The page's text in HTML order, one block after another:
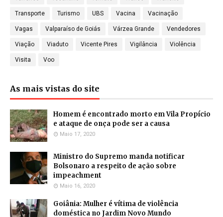
Transporte Turismo UBS Vacina Vacinação
Vagas Valparaíso de Goiás Várzea Grande Vendedores
Viação Viaduto Vicente Pires Vigilância Violência
Visita Voo
As mais vistas do site
Homem é encontrado morto em Vila Propício
e ataque de onça pode ser a causa
Maio 17, 2020
Ministro do Supremo manda notificar
Bolsonaro a respeito de ação sobre
impeachment
Maio 16, 2020
Goiânia: Mulher é vítima de violência
doméstica no Jardim Novo Mundo